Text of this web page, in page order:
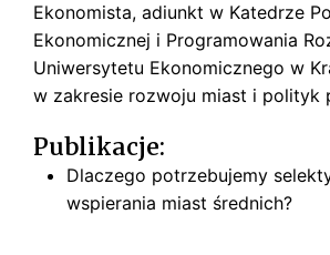
t
e
l
s
k
i
Ekonomista, adiunkt w Katedrze
Ekonomicznej i Programowania
Uniwersytetu Ekonomicznego w
w zakresie rozwoju miast i polityk
Publikacje:
Dlaczego potrzebujemy
wspierania miast średnich?